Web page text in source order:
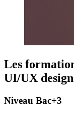
Les
UI/UX
Niveau Bac+3